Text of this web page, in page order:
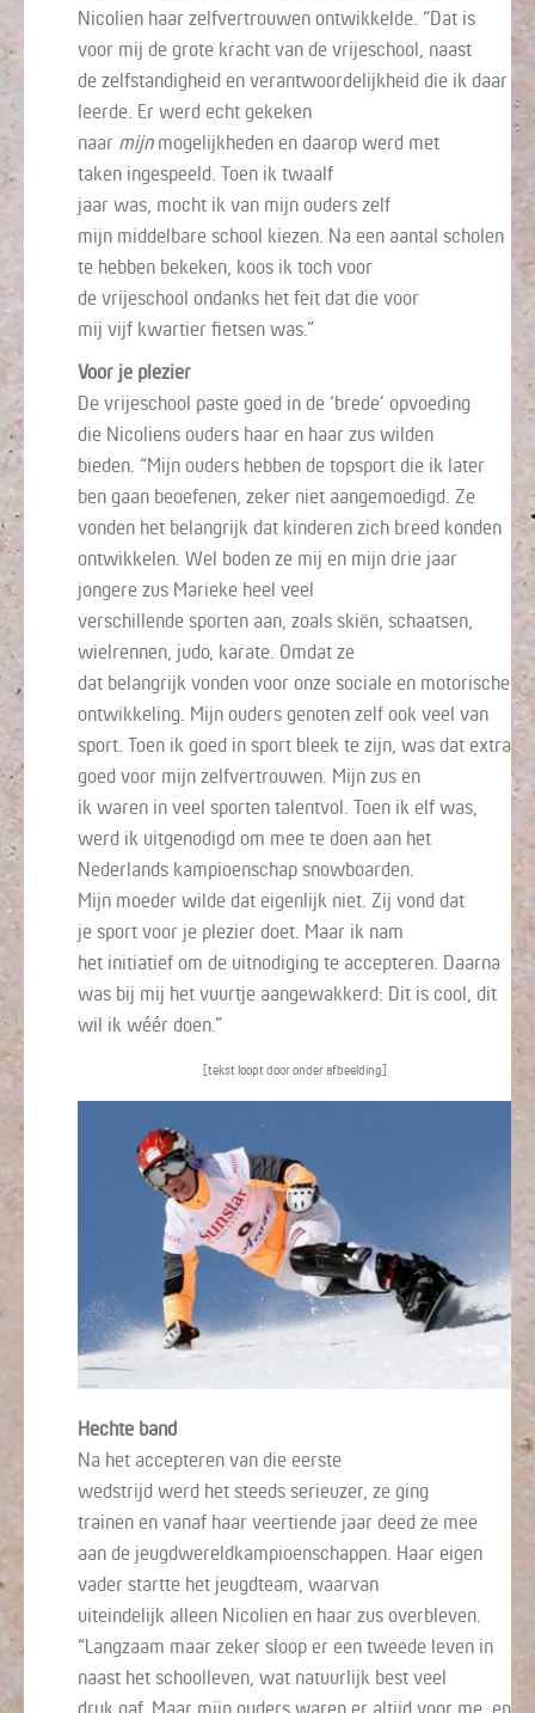
Nicolien haar zelfvertrouwen ontwikkelde. “Dat is
voor mij de grote kracht van de vrijeschool , naast
de zelfstandigheid en verantwoordelijkheid die ik daar
leerde . Er werd echt gekeken
naar mijn mogelijkheden en daarop werd met
taken ingespeeld. Toen ik twaalf
jaar was, mocht ik van mijn ouders zelf
mijn middelbare school kiezen . Na een aantal scholen
te hebben bekeken, koos ik toch voor
de vrijeschool ondanks het feit dat die voor
mij vijf kwartier fietsen was.”
Voor je plezier
De vrijeschool paste goed in de ‘brede’ opvoeding
die Nicoliens ouders haar en haar zus wilden
bieden “Mijn ouders hebben de topsport die ik later
ben gaan beoefenen, zeker niet aangemoedigd. Ze
vonden het belangrijk dat kinderen zich breed konden
ontwikkelen. Wel boden ze mij en mijn drie jaar
jongere zus Marieke heel veel
verschillende sporten aan, zoals skiën, schaatsen,
wielrennen, judo, karate . Omdat ze
dat belangrijk vonden voor onze sociale en motorische
ontwikkeling. Mijn ouders genoten zelf ook veel van
sport. Toen ik goed in sport bleek te zijn, was dat extra
goed voor mijn zelfvertrouwen. Mijn zus en
ik waren in veel sporten talentvol. Toen ik elf was,
werd ik uitgenodigd om mee te doen aan het
Nederlands kampioenschap snowboarden.
Mijn moeder wilde dat eigenlijk niet . Zij vond dat
je sport voor je plezier doet . Maar ik nam
het initiatief om de uitnodiging te accepteren . Daarna
was bij mij het vuurtje aangewakkerd: Dit is cool, dit
wil ik wéér doen.”
[tekst loopt door onder afbeelding]
Hechte band
Na het accepteren van die eerste
wedstrijd werd het steeds serieuzer, ze ging
trainen en vanaf haar veertiende jaar deed ze mee
aan de jeugdwereldkampioenschappen. Haar eigen
vader startte het jeugdteam, waarvan
uiteindelijk alleen Nicolien en haar zus overbleven.
“Langzaam maar zeker sloop er een tweede leven in
naast het schoolleven, wat natuurlijk best veel